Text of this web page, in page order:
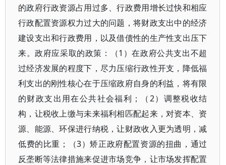
的政府行政资源占用过多、行政费用增长过快和相应
行政配置资源权力过大的问题，将财政支出中的经济
建设支出和行政费用，以及借债性的生产性支出压下
来。政府应采取的政策：（1）在政府公共支出不超
过经济发展的程度下，尽力压缩行政性开支，降低福
利支出的刚性核心在于压缩政府自身的利益，将有限
的财政支出用在公共社会福利；（2）调整税收结
构，让税收上缴与未来福利相匹配起来，对资本、资
源、能源、环保进行纳税，让财政收入更为透明，减
低费的比重；（3）矫正政府配置资源的扭曲，通过
反垄断等法律措施来促进市场竞争，让市场发挥配置